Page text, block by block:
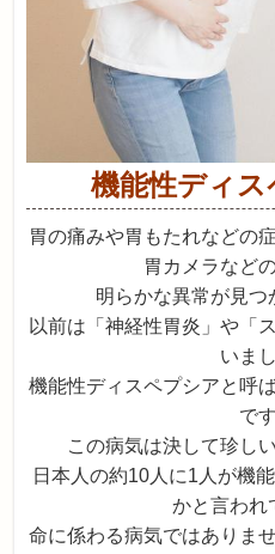
機能性ディ
胃の痛みや胃もたれなどの
胃カメラなど
明らかな異常が見つ
以前は「神経性胃炎」や「
いま
機能性ディスペプシアと呼
です
この病気は決して珍し
日本人の約10人に1人が機
かと言われ
命に係わる病気ではありま